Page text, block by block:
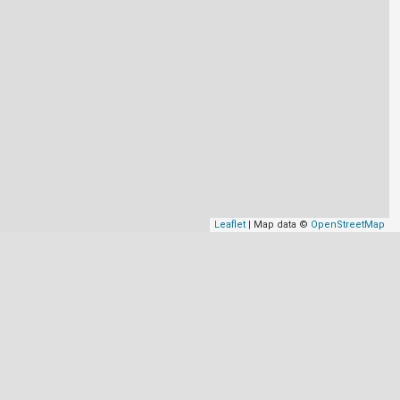
Leaflet | Map data © OpenStreetMap